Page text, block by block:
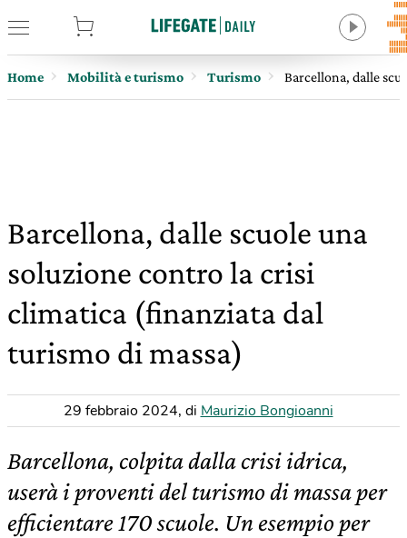
Home Mobilità e turismo Turismo Barcellona, dalle
Barcellona, dalle scuole una
soluzione contro la crisi
climatica (finanziata dal
turismo di massa)
29 febbraio 2024, di Maurizio Bongioanni
Barcellona, colpita dalla crisi idrica,
userà i proventi del turismo di massa per
efficientare 170 scuole. Un esempio per